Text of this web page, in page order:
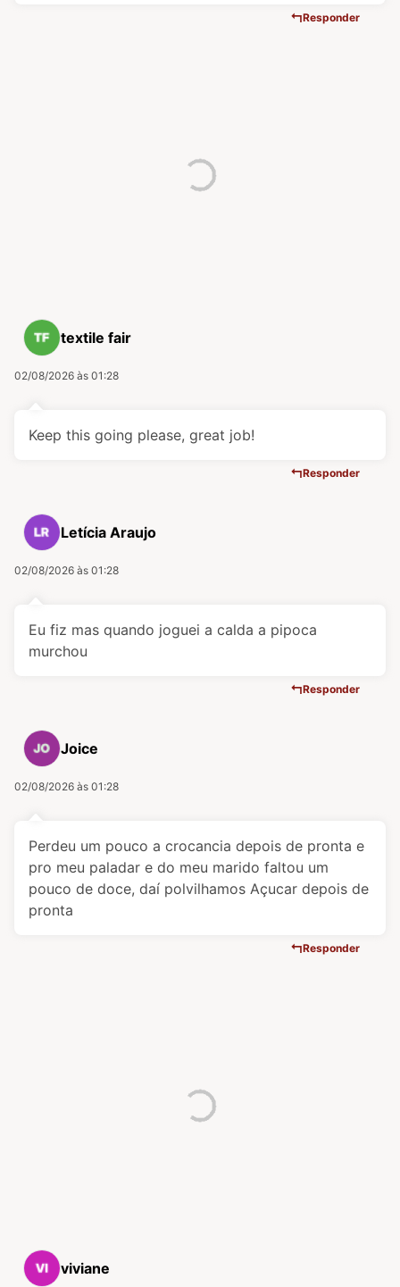
Responder
textile fair
02/08/2026 às 01:28
Keep this going please, great job!
Responder
Letícia Araujo
02/08/2026 às 01:28
Eu fiz mas quando joguei a calda a pipoca
murchou
Responder
Joice
02/08/2026 às 01:28
Perdeu um pouco a crocancia depois de pronta e
pro meu paladar e do meu marido faltou um
pouco de doce, daí polvilhamos Açucar depois de
pronta
Responder
viviane